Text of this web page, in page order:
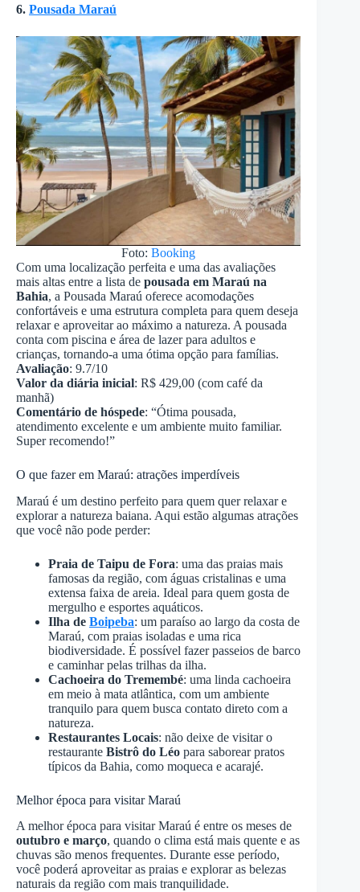
6. Pousada Maraú
Foto:Booking
Com uma localização perfeita e uma das avaliações
mais altas entre a lista de pousada em Maraú na
Bahia, a Pousada Maraú oferece acomodações
confortáveis e uma estrutura completa para quem deseja
relaxar e aproveitar ao máximo a natureza. A pousada
conta com piscina e área de lazer para adultos e
crianças, tornando-a uma ótima opção para famílias.
Avaliação: 9.7/10
Valor da diária inicial: R$ 429,00 (com café da
manhã)
Comentário de hóspede: “Ótima pousada,
atendimento excelente e um ambiente muito familiar.
Super recomendo!”
O que fazer em Maraú: atrações imperdíveis
Maraú é um destino perfeito para quem quer relaxar e
explorar a natureza baiana. Aqui estão algumas atrações
que você não pode perder:
Praia de Taipu de Fora: uma das praias mais
famosas da região, com águas cristalinas e uma
extensa faixa de areia. Ideal para quem gosta de
mergulho e esportes aquáticos.
Ilha de Boipeba: um paraíso ao largo da costa de
Maraú, com praias isoladas e uma rica
biodiversidade. É possível fazer passeios de barco
e caminhar pelas trilhas da ilha.
Cachoeira do Tremembé: uma linda cachoeira
em meio à mata atlântica, com um ambiente
tranquilo para quem busca contato direto com a
natureza.
Restaurantes Locais: não deixe de visitar o
restaurante Bistrô do Léo para saborear pratos
típicos da Bahia, como moqueca e acarajé.
Melhor época para visitar Maraú
A melhor época para visitar Maraú é entre os meses de
outubro e março, quando o clima está mais quente e as
chuvas são menos frequentes. Durante esse período,
você poderá aproveitar as praias e explorar as belezas
naturais da região com mais tranquilidade.